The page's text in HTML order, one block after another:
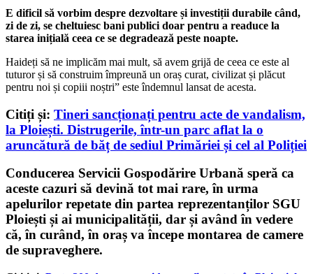
E dificil să vorbim despre dezvoltare și investiții durabile când,
zi de zi, se cheltuiesc bani publici doar pentru a readuce la
starea inițială ceea ce se degradează peste noapte.
Haideți să ne implicăm mai mult, să avem grijă de ceea ce este al
tuturor și să construim împreună un oraș curat, civilizat și plăcut
pentru noi și copiii noștri” este îndemnul lansat de acesta.
Citiți și: Tineri sancționați pentru acte de vandalism,
la Ploiești. Distrugerile, într-un parc aflat la o
aruncătură de băț de sediul Primăriei și cel al Poliției
Conducerea Servicii Gospodărire Urbană speră ca
aceste cazuri să devină tot mai rare, în urma
apelurilor repetate din partea reprezentanților SGU
Ploiești și ai municipalității, dar și având în vedere
că, în curând, în oraș va începe montarea de camere
de supraveghere.